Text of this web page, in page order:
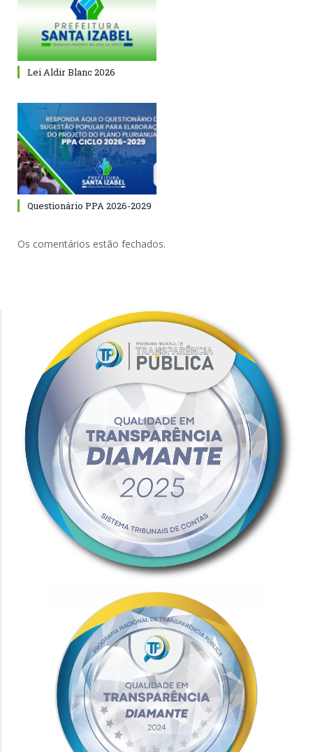
Lei Aldir Blanc 2026
Questionário PPA 2026-2029
Os comentários estão fechados.